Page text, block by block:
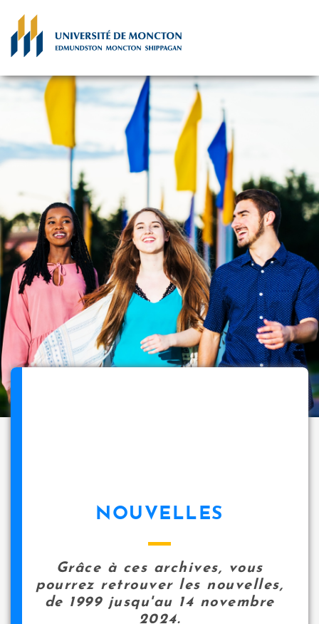
NOUVELLES
Grâce à ces archives, vous
pourrez retrouver les nouvelles,
de 1999 jusqu'au 14 novembre
2024.